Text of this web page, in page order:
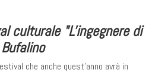
culturale "L'ingegnere di
che anche quest'anno avrà in